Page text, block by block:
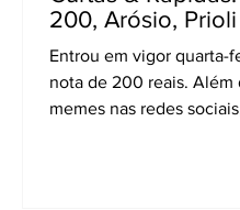
200, Arósio,
Entrou em vigor quarta-
nota de 200 reais. Além
memes nas redes